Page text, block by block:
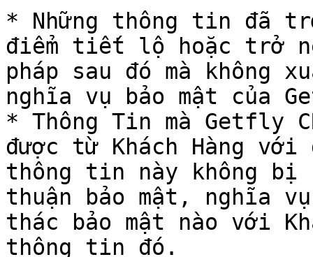
* Những thông tin đã
điểm tiết lộ hoặc trở
pháp sau đó mà không
nghĩa vụ bảo mật của
* Thông Tin mà Getfly
được từ Khách Hàng
thông tin này không bị
thuận bảo mật, nghĩa
thác bảo mật nào với
thông tin đó.